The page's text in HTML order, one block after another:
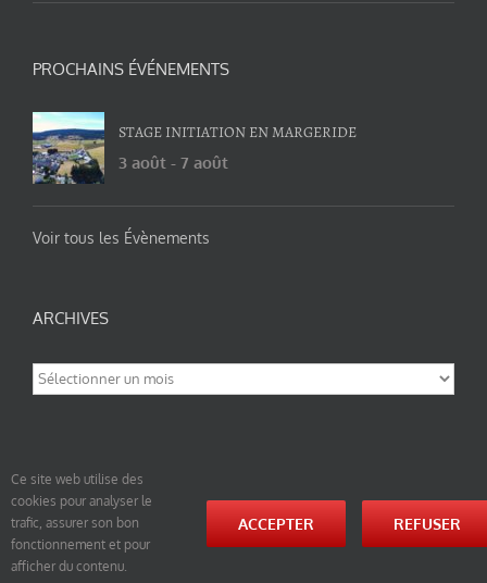
PROCHAINS ÉVÉNEMENTS
STAGE INITIATION EN MARGERIDE
3 août - 7 août
Voir tous les Évènements
ARCHIVES
Archives
© tao-yin.co © TAO-YIN.fr Georges Charles, Hormis les pages https://tao-yin.fr/georges-charles/
et https://tao-yin.fr/san-yiquan-le-poing-des-trois-harmonies/ sous licence Creative Commons
Paternité-Partage des Conditions Initiales à l’Identique 3.0 Unported (photos de ces pages non
Ce site web utilise des
cookies pour analyser le
trafic, assurer son bon
fonctionnement et pour
afficher du contenu.
ACCEPTER REFUSER